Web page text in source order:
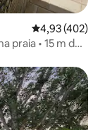
4,93 de uma
4,93 (402)
praia • 15 m de